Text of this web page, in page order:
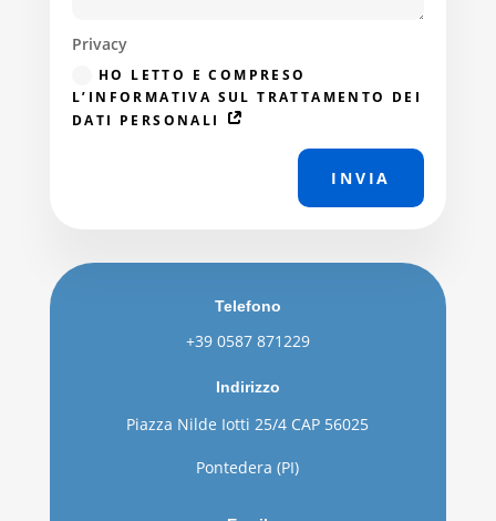
Privacy
HO LETTO E COMPRESO
L’INFORMATIVA SUL TRATTAMENTO DEI
DATI PERSONALI
INVIA
Telefono
+39 0587 871229
Indirizzo
Piazza Nilde Iotti 25/4 CAP 56025
Pontedera (PI)